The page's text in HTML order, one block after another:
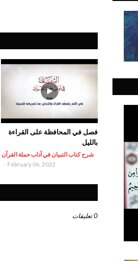
فصل في المحافظة على القراءة
بالليل
شرح كتاب التبيان في آداب حملة القرآن
- February 06, 2022
0 تعليقات